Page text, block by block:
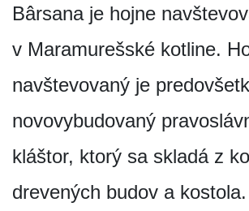
Bârsana je hojne
v Maramurešské kotline.
navštevovaný je
novovybudovaný
kláštor, ktorý sa skladá z
drevených budov a kostola.